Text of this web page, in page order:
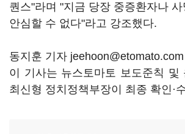
퀀스"라며 "지금 당장 중증환자나
안심할 수 없다"라고 강조했다.
동지훈 기자 jeehoon@etomato.com
이 기사는 뉴스토마토 보도준칙 및
최신형 정치정책부장이 최종 확인·